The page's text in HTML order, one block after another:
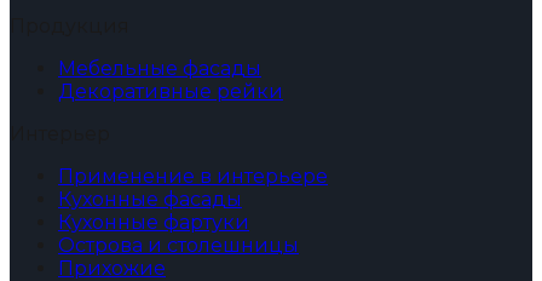
Мебельные фасады
Декоративные рейки
Применение в интерьере
Кухонные фасады
Кухонные фартуки
Острова и столешницы
Прихожие